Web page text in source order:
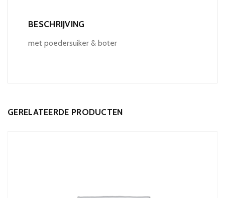
BESCHRIJVING
met poedersuiker & boter
GERELATEERDE PRODUCTEN